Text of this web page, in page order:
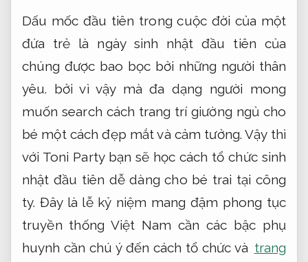
Dấu mốc đầu tiên trong cuộc đời của một
đứa trẻ là ngày sinh nhật đầu tiên của
chúng được bao bọc bởi những người thân
yêu. bởi vì vậy mà đa dạng người mong
muốn search cách trang trí giường ngủ cho
bé một cách đẹp mắt và cảm tưởng. Vậy thì
với Toni Party bạn sẽ học cách tổ chức sinh
nhật đầu tiên dễ dàng cho bé trai tại công
ty. Đây là lễ kỷ niệm mang đậm phong tục
truyền thống Việt Nam cần các bậc phụ
huynh cần chú ý đến cách tổ chức và trang